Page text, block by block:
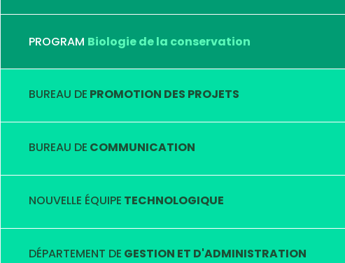
PROGRAM Biologie de la conservation
BUREAU DE PROMOTION DES PROJETS
BUREAU DE COMMUNICATION
NOUVELLE ÉQUIPE TECHNOLOGIQUE
DÉPARTEMENT DE GESTION ET D'ADMINISTRATION